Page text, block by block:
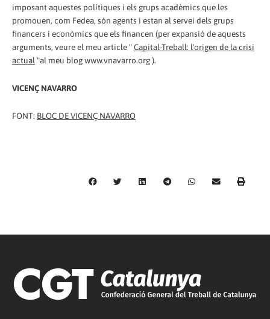
imposant aquestes polítiques i els grups acadèmics que les
promouen, com Fedea, són agents i estan al servei dels grups
financers i econòmics que els financen (per expansió de aquests
arguments, veure el meu article "Capital-Treball: l'origen de la crisi
actual"al meu blog www.vnavarro.org ).
VICENÇ NAVARRO
FONT: BLOC DE VICENÇ NAVARRO